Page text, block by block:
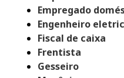
Empregado
Engenheiro
Fiscal de caixa
Frentista
Gesseiro